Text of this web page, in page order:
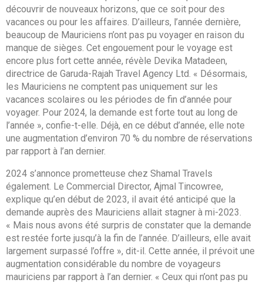
découvrir de nouveaux horizons, que ce soit pour des
vacances ou pour les affaires. D’ailleurs, l’année dernière,
beaucoup de Mauriciens n’ont pas pu voyager en raison du
manque de sièges. Cet engouement pour le voyage est
encore plus fort cette année, révèle Devika Matadeen,
directrice de Garuda-Rajah Travel Agency Ltd. « Désormais,
les Mauriciens ne comptent pas uniquement sur les
vacances scolaires ou les périodes de fin d’année pour
voyager. Pour 2024, la demande est forte tout au long de
l’année », confie-t-elle. Déjà, en ce début d’année, elle note
une augmentation d’environ 70 % du nombre de réservations
par rapport à l’an dernier.
2024 s’annonce prometteuse chez Shamal Travels
également. Le Commercial Director, Ajmal Tincowree,
explique qu’en début de 2023, il avait été anticipé que la
demande auprès des Mauriciens allait stagner à mi-2023.
« Mais nous avons été surpris de constater que la demande
est restée forte jusqu’à la fin de l’année. D’ailleurs, elle avait
largement surpassé l’offre », dit-il. Cette année, il prévoit une
augmentation considérable du nombre de voyageurs
mauriciens par rapport à l’an dernier. « Ceux qui n’ont pas pu